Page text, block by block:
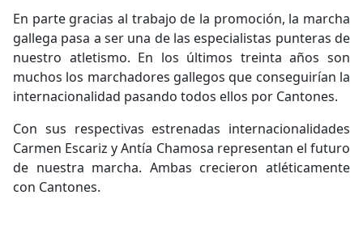
En parte gracias al trabajo de la promoción, la marcha
gallega pasa a ser una de las especialistas punteras de
nuestro atletismo. En los últimos treinta años son
muchos los marchadores gallegos que conseguirían la
internacionalidad pasando todos ellos por Cantones.
Con sus respectivas estrenadas internacionalidades
Carmen Escariz y Antía Chamosa representan el futuro
de nuestra marcha. Ambas crecieron atléticamente
con Cantones.